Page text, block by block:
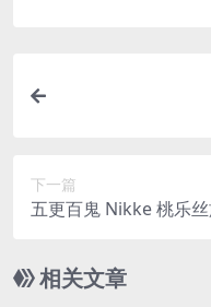
下一篇
五更百鬼 Nikke 桃乐
相关文章